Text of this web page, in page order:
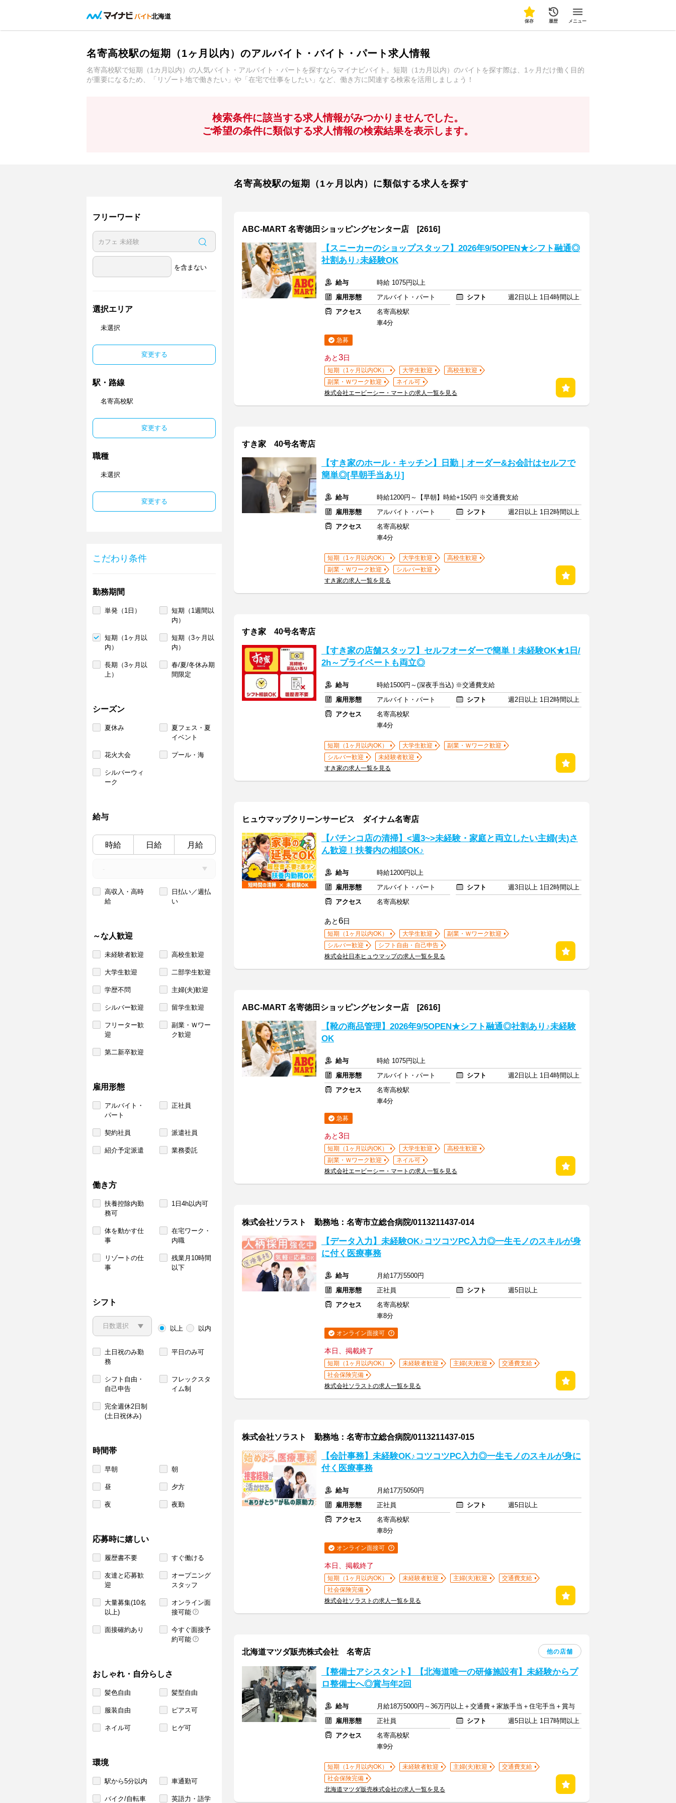
北海道
保存 履歴 メニュー
名寄高校駅の短期（1ヶ月以内）のアルバイト・バイト・パート求人情報
名寄高校駅で短期（1カ月以内）の人気バイト・アルバイト・パートを探すならマイナビバイト。短期（1カ月以内）のバイトを探す際は、1ヶ月だけ働く目的
が重要になるため、「リゾート地で働きたい」や「在宅で仕事をしたい」など、働き方に関連する検索を活用しましょう！
検索条件に該当する求人情報がみつかりませんでした。
ご希望の条件に類似する求人情報の検索結果を表示します。
フリーワード
を含まない
選択エリア
未選択
変更する
駅・路線
名寄高校駅
変更する
職種
未選択
変更する
こだわり条件
勤務期間
単発（1日）
短期（1週間以
内）
短期（1ヶ月以
内）
短期（3ヶ月以
内）
長期（3ヶ月以
上）
春/夏/冬休み期
間限定
シーズン
夏休み
夏フェス・夏
イベント
花火大会 プール・海
シルバーウィ
ーク
給与
時給 日給 月給
高収入・高時
給
日払い／週払
い
～な人歓迎
未経験者歓迎 高校生歓迎
大学生歓迎 二部学生歓迎
学歴不問 主婦(夫)歓迎
シルバー歓迎 留学生歓迎
フリーター歓
迎
副業・Ｗワー
ク歓迎
第二新卒歓迎
雇用形態
アルバイト・
パート
正社員
契約社員 派遣社員
紹介予定派遣 業務委託
働き方
扶養控除内勤
務可
1日4h以内可
体を動かす仕
事
在宅ワーク・
内職
リゾートの仕
事
残業月10時間
以下
シフト
以上 以内
土日祝のみ勤
務
平日のみ可
シフト自由・
自己申告
フレックスタ
イム制
完全週休2日制
(土日祝休み)
時間帯
早朝 朝
昼 夕方
夜 夜勤
応募時に嬉しい
履歴書不要 すぐ働ける
友達と応募歓
迎
オープニング
スタッフ
大量募集(10名
以上)
オンライン面
接可能
面接確約あり
今すぐ面接予
約可能
おしゃれ・自分らしさ
髪色自由 髪型自由
服装自由 ピアス可
ネイル可 ヒゲ可
環境
駅から5分以内 車通勤可
バイク/自転車 英語力・語学
名寄高校駅の短期（1ヶ月以内）に類似する求人を探す
ABC-MART 名寄徳田ショッピングセンター店 [2616]
【スニーカーのショップスタッフ】2026年9/5OPEN★シフト融通◎
社割あり♪未経験OK
給与
時給 1075円以上
雇用形態
アルバイト・パート シフト
週2日以上 1日4時間以上
アクセス
名寄高校駅
車4分
急募
あと3日
短期（1ヶ月以内OK） 大学生歓迎
高校生歓迎
副業・Ｗワーク歓迎
ネイル可
株式会社エービーシー・マートの求人一覧を見る
すき家 40号名寄店
【すき家のホール・キッチン】日勤｜オーダー&お会計はセルフで
簡単◎[早朝手当あり]
給与
時給1200円～【早朝】時給+150円 ※交通費支給
雇用形態
アルバイト・パート シフト
週2日以上 1日2時間以上
アクセス
名寄高校駅
車4分
短期（1ヶ月以内OK） 大学生歓迎
高校生歓迎
副業・Ｗワーク歓迎
シルバー歓迎
すき家の求人一覧を見る
すき家 40号名寄店
【すき家の店舗スタッフ】セルフオーダーで簡単！未経験OK★1日/
2h～プライベートも両立◎
給与
時給1500円～(深夜手当込) ※交通費支給
雇用形態
アルバイト・パート シフト
週2日以上 1日2時間以上
アクセス
名寄高校駅
車4分
短期（1ヶ月以内OK） 大学生歓迎
副業・Ｗワーク歓迎
シルバー歓迎
未経験者歓迎
すき家の求人一覧を見る
ヒュウマップクリーンサービス ダイナム名寄店
【パチンコ店の清掃】<週3~>未経験・家庭と両立したい主婦(夫)さ
ん歓迎！扶養内の相談OK♪
給与
時給1200円以上
雇用形態
アルバイト・パート シフト
週3日以上 1日2時間以上
アクセス
名寄高校駅
あと6日
短期（1ヶ月以内OK） 大学生歓迎
副業・Ｗワーク歓迎
シルバー歓迎
シフト自由・自己申告
株式会社日本ヒュウマップの求人一覧を見る
ABC-MART 名寄徳田ショッピングセンター店 [2616]
【靴の商品管理】2026年9/5OPEN★シフト融通◎社割あり♪未経験
OK
給与
時給 1075円以上
雇用形態
アルバイト・パート シフト
週2日以上 1日4時間以上
アクセス
名寄高校駅
車4分
急募
あと3日
短期（1ヶ月以内OK） 大学生歓迎
高校生歓迎
副業・Ｗワーク歓迎
ネイル可
株式会社エービーシー・マートの求人一覧を見る
株式会社ソラスト 勤務地：名寄市立総合病院/0113211437-014
【データ入力】未経験OK♪コツコツPC入力◎一生モノのスキルが身
に付く医療事務
給与
月給17万5500円
雇用形態
正社員 シフト
週5日以上
アクセス
名寄高校駅
車8分
オンライン面接可
本日、掲載終了
短期（1ヶ月以内OK） 未経験者歓迎 主婦(夫)歓迎
交通費支給
社会保険完備
株式会社ソラストの求人一覧を見る
株式会社ソラスト 勤務地：名寄市立総合病院/0113211437-015
【会計事務】未経験OK♪コツコツPC入力◎一生モノのスキルが身に
付く医療事務
給与
月給17万5050円
雇用形態
正社員 シフト
週5日以上
アクセス
名寄高校駅
車8分
オンライン面接可
本日、掲載終了
短期（1ヶ月以内OK） 未経験者歓迎 主婦(夫)歓迎
交通費支給
社会保険完備
株式会社ソラストの求人一覧を見る
北海道マツダ販売株式会社 名寄店 他の店舗
【整備士アシスタント】【北海道唯一の研修施設有】未経験からプ
ロ整備士へ◎賞与年2回
給与
月給18万5000円～36万円以上＋交通費＋家族手当＋住宅手当＋賞与
雇用形態
正社員 シフト
週5日以上 1日7時間以上
アクセス
名寄高校駅
車9分
短期（1ヶ月以内OK） 未経験者歓迎 主婦(夫)歓迎
交通費支給
社会保険完備
北海道マツダ販売株式会社の求人一覧を見る